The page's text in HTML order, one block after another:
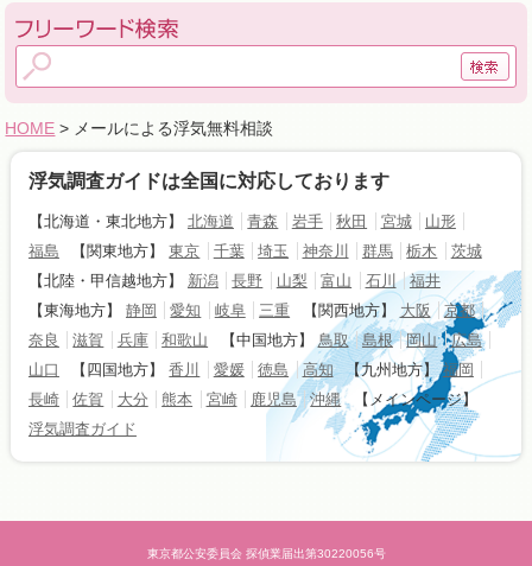
HOME > メールによる浮気無料相談
浮気調査ガイドは全国に対応しております
【北海道・東北地方】 北海道 青森 岩手 秋田 宮城
山形
福島
【関東地方】 東京 千葉 埼玉 神奈川 群馬 栃木
茨城
【北陸・甲信越地方】
新潟 長野 山梨 富山 石川
福井
【東海地方】
静岡 愛知 岐阜 三重 【関西地方】 大阪
京都
奈良
滋賀 兵庫 和歌山 【中国地方】 鳥取 島根 岡山
広島
山口
【四国地方】 香川 愛媛 徳島 高知 【九州地方】 福岡
長崎
佐賀 大分 熊本 宮崎 鹿児島 沖縄
【メインページ】
浮気調査ガイド
東京都公安委員会 探偵業届出第30220056号